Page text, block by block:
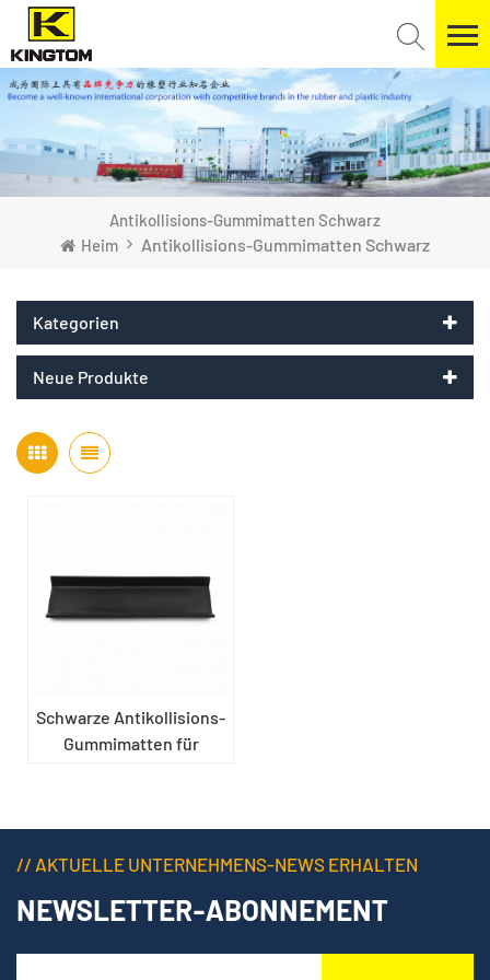
Antikollisions-Gummimatten Schwarz
Heim
Antikollisions-Gummimatten Schwarz
Kategorien
Neue Produkte
Schwarze Antikollisions-
Gummimatten für
// AKTUELLE UNTERNEHMENS-NEWS ERHALTEN
NEWSLETTER-ABONNEMENT